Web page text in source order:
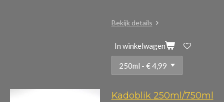
Bekijk details
In winkelwagen
Kadoblik 250ml/750ml